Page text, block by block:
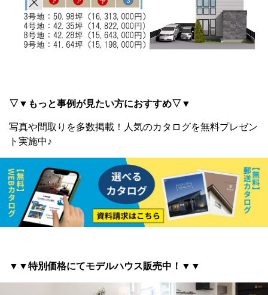
▽▼もっと事例が見たい方におすすめ▽▼
写真や間取りを多数掲載！ 人気のカタログを無料プレゼン
ト実施中♪
▼▼特別価格にてモデルハウス販売中！▼▼